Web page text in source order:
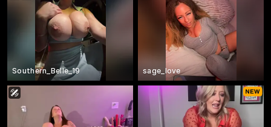
Southern_Belle_19 sage_love